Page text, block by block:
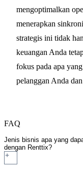
mengoptimalkan
menerapkan
strategis ini tidak
keuangan Anda
fokus pada apa
pelanggan Anda
FAQ
Jenis bisnis apa yang
dengan Renttix?